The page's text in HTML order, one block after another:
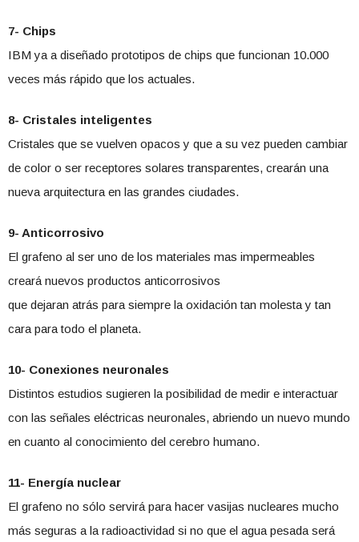
7- Chips
IBM ya a diseñado prototipos de chips que funcionan 10.000
veces más rápido que los actuales.
8- Cristales inteligentes
Cristales que se vuelven opacos y que a su vez pueden cambiar
de color o ser receptores solares transparentes, crearán una
nueva arquitectura en las grandes ciudades.
9- Anticorrosivo
El grafeno al ser uno de los materiales mas impermeables
creará nuevos productos anticorrosivos
que dejaran atrás para siempre la oxidación tan molesta y tan
cara para todo el planeta.
10- Conexiones neuronales
Distintos estudios sugieren la posibilidad de medir e interactuar
con las señales eléctricas neuronales, abriendo un nuevo mundo
en cuanto al conocimiento del cerebro humano.
11- Energía nuclear
El grafeno no sólo servirá para hacer vasijas nucleares mucho
más seguras a la radioactividad si no que el agua pesada será